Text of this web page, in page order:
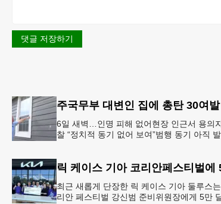
댓글 저장하기
주국무부 대변인 집에 총탄 30여
6일 새벽…인명 피해 없어현장 인근서 용의
찰 “정치적 동기 없어 보여”범행 동기 아직 발
최근 새롭게 단장한 릭 케이스 기아 둘루스
리안 페스티벌 강신범 준비위원장에게 5만